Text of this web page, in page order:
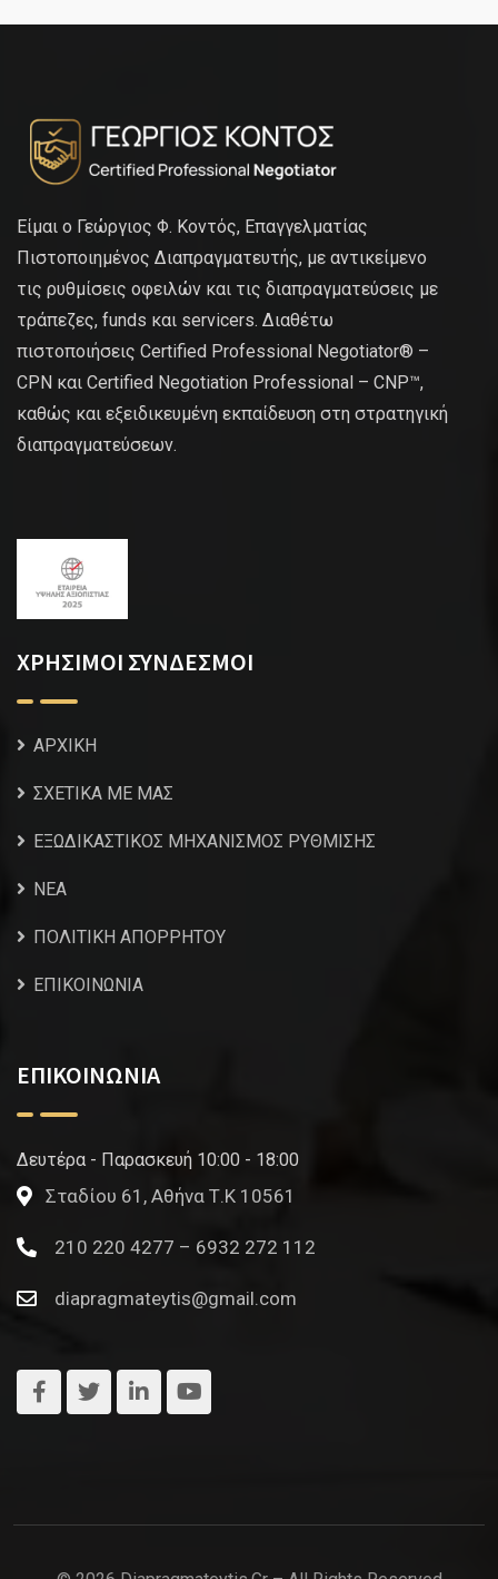
Είμαι ο Γεώργιος Φ. Κοντός, Επαγγελματίας
Πιστοποιημένος Διαπραγματευτής, με αντικείμενο
τις ρυθμίσεις οφειλών και τις διαπραγματεύσεις με
τράπεζες, funds και servicers. Διαθέτω
πιστοποιήσεις Certified Professional Negotiator® –
CPN και Certified Negotiation Professional – CNP™,
καθώς και εξειδικευμένη εκπαίδευση στη στρατηγική
διαπραγματεύσεων.
ΧΡΗΣΙΜΟΙ ΣΥΝΔΕΣΜΟΙ
ΑΡΧΙΚΗ
ΣΧΕΤΙΚΑ ΜΕ ΜΑΣ
ΕΞΩΔΙΚΑΣΤΙΚΟΣ ΜΗΧΑΝΙΣΜΟΣ ΡΥΘΜΙΣΗΣ
NEA
ΠΟΛΙΤΙΚΗ ΑΠΟΡΡΗΤΟΥ
ΕΠΙΚΟΙΝΩΝΙΑ
ΕΠΙΚΟΙΝΩΝΙΑ
Δευτέρα - Παρασκευή 10:00 - 18:00
Σταδίου 61, Αθήνα Τ.Κ 10561
210 220 4277 – 6932 272 112
diapragmateytis@gmail.com